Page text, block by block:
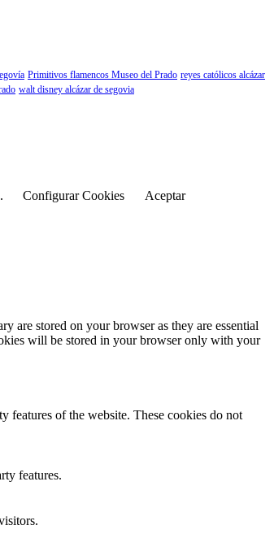
Primitivos flamencos Museo del Prado reyes católicos alcázar
walt disney alcázar de segovia
. Configurar Cookies
Aceptar
are stored on your browser as they are essential
will be stored in your browser only with your
features of the website. These cookies do not
features.